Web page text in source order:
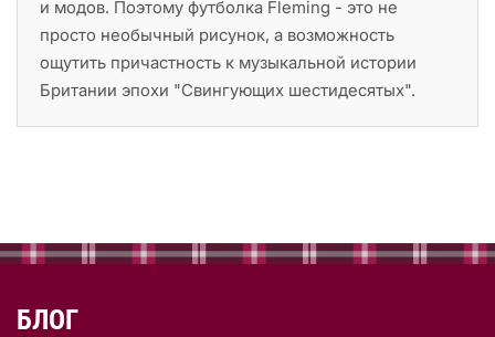
и модов. Поэтому футболка Fleming - это не
просто необычный рисунок, а возможность
ощутить причастность к музыкальной истории
Британии эпохи "Свингующих шестидесятых".
БЛОГ